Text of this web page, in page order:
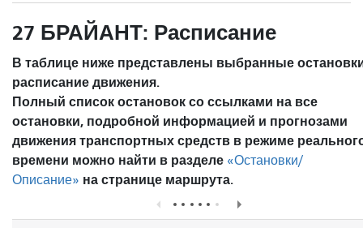
27 БРАЙАНТ: Расписание
В таблице ниже представлены выбранные
расписание движения.
Полный список остановок со ссылками на все
остановки, подробной информацией и прогнозами
движения транспортных средств в режиме
времени можно найти в разделе «Остановки/
Описание» на странице маршрута.